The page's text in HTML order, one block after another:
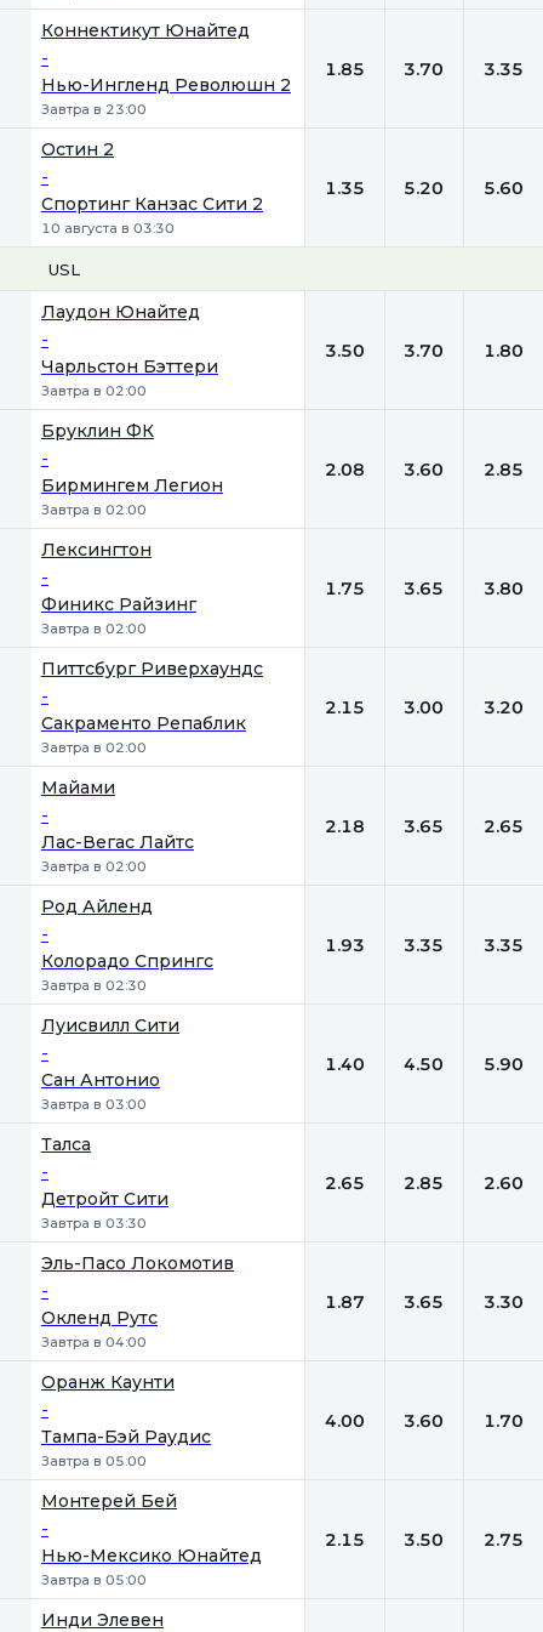
Коннектикут Юнайтед
-
Нью-Ингленд Революшн 2
Завтра в 23:00
1.85 3.70 3.35
Остин 2
-
Спортинг Канзас Сити 2
10 августа в 03:30
1.35 5.20 5.60
USL
Лаудон Юнайтед
-
Чарльстон Бэттери
Завтра в 02:00
3.50 3.70 1.80
Бруклин ФК
-
Бирмингем Легион
Завтра в 02:00
2.08 3.60 2.85
Лексингтон
-
Финикс Райзинг
Завтра в 02:00
1.75 3.65 3.80
Питтсбург Риверхаундс
-
Сакраменто Репаблик
Завтра в 02:00
2.15 3.00 3.20
Майами
-
Лас-Вегас Лайтс
Завтра в 02:00
2.18 3.65 2.65
Род Айленд
-
Колорадо Спрингс
Завтра в 02:30
1.93 3.35 3.35
Луисвилл Сити
-
Сан Антонио
Завтра в 03:00
1.40 4.50 5.90
Талса
-
Детройт Сити
Завтра в 03:30
2.65 2.85 2.60
Эль-Пасо Локомотив
-
Окленд Рутс
Завтра в 04:00
1.87 3.65 3.30
Оранж Каунти
-
Тампа-Бэй Рaудис
Завтра в 05:00
4.00 3.60 1.70
Монтерей Бей
-
Нью-Мексико Юнайтед
Завтра в 05:00
2.15 3.50 2.75
Инди Элевен